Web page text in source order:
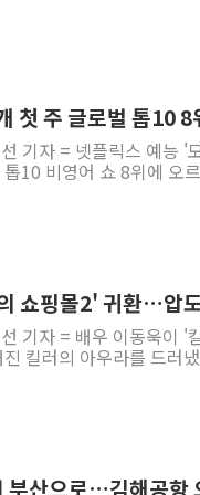
첫 주 글로벌 톱10
기자 = 넷플릭스 예능 '
10 비영어 쇼 8위에 오
쇼핑몰2' 귀환…압
기자 = 배우 이동욱이 '
킬러의 아우라를 드러
부산으로…김해공항